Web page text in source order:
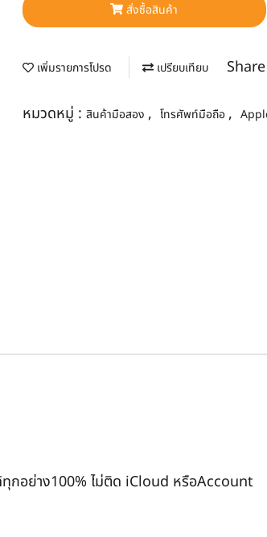
สั่งซื้อสินค้า
เพิ่มรายการโปรด เปรียบเทียบ Share
หมวดหมู่ : สินค้ามือสอง , โทรศัพท์มือถือ ,
ทุกอย่าง100% ไม่ติด iCloud หรือAccount